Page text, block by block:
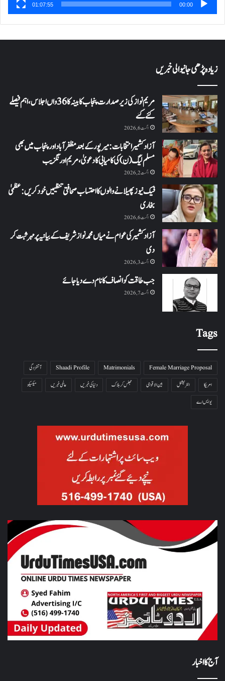
00:00
01:07:55
زیادہ پڑھی جانیوالی خبریں
مریم نواز کی زیر صدارت پنجاب کابینہ کا 36واں اجلاس،اہم فیصلے
کئے گئے
اگست 6, 2026
آزاد کشمیر انتخابات: میرپور کے بعد مظفرآباد اور پنجاب میں بھی
مسلم لیگ (ن) کی کامیابی کا دعویٰ، مریم اورنگزیب
اگست 2, 2026
فیک نیوز پھیلانے والوں کا احتساب صحافتی تنظیمیں خود کریں: عظمیٰ
بخاری
اگست 6, 2026
آزاد کشمیر کی عوام نے میاں محمد نواز شریف کے بیانیہ پر مہر ثبت کر
دی
اگست 3, 2026
جب طاقت کو انصاف کا نام دے دیا جائے
اگست 7, 2026
Tags
Female Marriage Proposal
Matrimonials
Shaadi Profile
آتشزدگی
امریکا
انٹرنیشنل بین الاقوامی جھلس کر ہلاک دنیا کی خبریں عالمی خبریں
میکسیکو
یو ایس اے
آج کا اخبار